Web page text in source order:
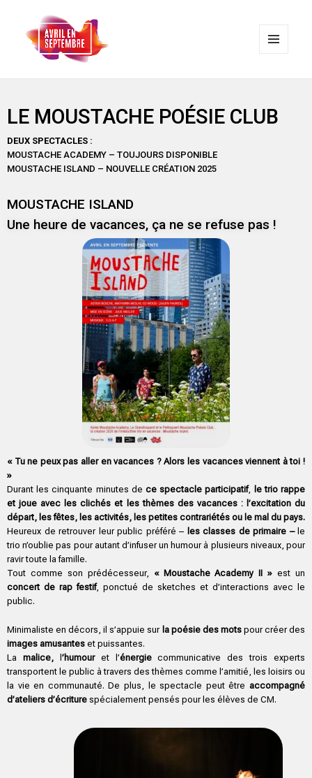
LE MOUSTACHE POÉSIE CLUB
DEUX SPECTACLES :
MOUSTACHE ACADEMY – TOUJOURS DISPONIBLE
MOUSTACHE ISLAND – NOUVELLE CRÉATION 2025
MOUSTACHE ISLAND
Une heure de vacances, ça ne se refuse pas !
« Tu ne peux pas aller en vacances ? Alors les vacances viennent à toi !
»
Durant les cinquante minutes de ce spectacle participatif,
le trio rappe
et joue avec les clichés et les thèmes des vacances : l’excitation du
départ, les fêtes, les activités, les petites contrariétés ou le mal du pays.
Heureux de retrouver leur public préféré – les classes de primaire –le
trio n’oublie pas pour autant d’infuser un humour à plusieurs niveaux, pour
ravir toute la famille.
Tout comme son prédécesseur, « Moustache Academy II » est un
concert de rap festif, ponctué de sketches et d’interactions avec le
public.
Minimaliste en décors, il s’appuie sur la poésie des motspour créer des
images amusantes et puissantes.
La malice, l’humour et l’énergiecommunicative des trois experts
transportent le public à travers des thèmes comme l’amitié, les loisirs ou
la vie en communauté. De plus, le spectacle peut être accompagné
d’ateliers d’écriture spécialement pensés pour les élèves de CM.